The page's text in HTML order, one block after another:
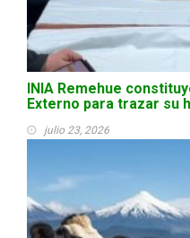
INIA Remehue
Externo para trazar su
julio 23, 2026